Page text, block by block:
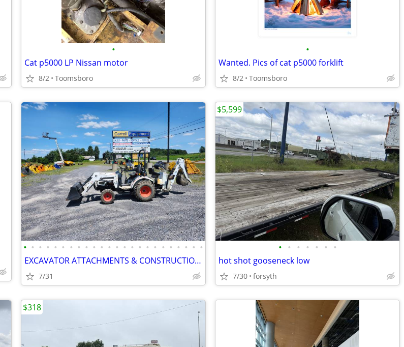
•
Cat p5000 LP Nissan motor
8/2 Toomsboro
•
Wanted. Pics of cat p5000 forklift
8/2 Toomsboro
• • • • • • • • • • • • • • • • • • • • • • • •
EXCAVATOR ATTACHMENTS & CONSTRUCTION EQUIPMENT ON SALE!!!
7/31
• • • • • • •
hot shot gooseneck low
7/30 forsyth
$5,599
$318